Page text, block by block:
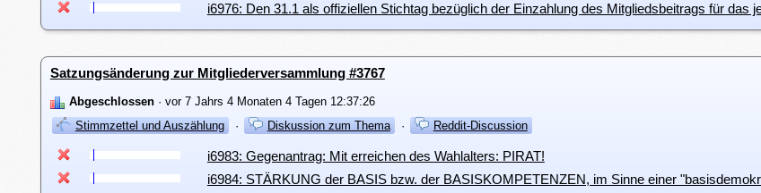
i6976: Den 31.1 als offiziellen Stichtag bezüglich der Einzahlung des Mitgliedsbeitrags für das
Satzungsänderung zur Mitgliederversammlung #3767
Abgeschlossen· vor 7 Jahrs 4 Monaten 4 Tagen 12:37:26
Stimmzettel und Auszählung
· Diskussion zum Thema · Reddit-Discussion
i6983: Gegenantrag: Mit erreichen des Wahlalters: PIRAT!
i6984: STÄRKUNG der BASIS bzw. der BASISKOMPETENZEN, im Sinne einer